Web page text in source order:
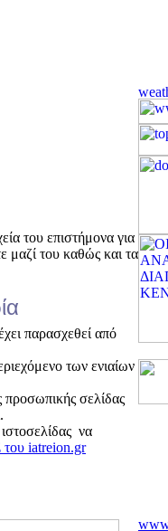
του επιστήμονα για
μαζί του καθώς και τα
παρασχεθεί από
των ενιαίων
προσωπικής σελίδας
να
iatreion.gr